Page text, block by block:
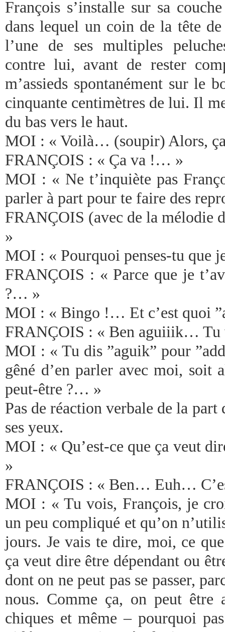
François s’installe sur sa
dans lequel un coin de la tête
l’une de ses multiples
contre lui, avant de rester
m’assieds spontanément sur le
cinquante centimètres de lui. Il
du bas vers le haut.
MOI : « Voilà… (soupir) Alors,
FRANÇOIS : « Ça va !… »
MOI : « Ne t’inquiète pas
parler à part pour te faire des
FRANÇOIS (avec de la mélodie
»
MOI : « Pourquoi penses-tu que
FRANÇOIS : « Parce que je
?… »
MOI : « Bingo !… Et c’est quoi
FRANÇOIS : « Ben aguiiik… Tu
MOI : « Tu dis ”aguik” pour
gêné d’en parler avec moi, soit
peut-être ?… »
Pas de réaction verbale de la
ses yeux.
MOI : « Qu’est-ce que ça veut
»
FRANÇOIS : « Ben… Euh…
MOI : « Tu vois, François, je
un peu compliqué et qu’on
jours. Je vais te dire, moi, ce
ça veut dire être dépendant ou
dont on ne peut pas se passer,
nous. Comme ça, on peut être
chiques et même – pourquoi